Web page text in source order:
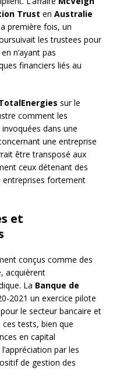
Trust en Australie
première fois, un
les trustees pour
n’ayant pas
financiers liés au
sur le
comment les
dans une
une entreprise
être transposé aux
ceux détenant des
entreprises fortement
et
conçus comme des
acquièrent
La Banque de
2021 un exercice pilote
le secteur bancaire et
tests, bien que
en capital
par les
de gestion des